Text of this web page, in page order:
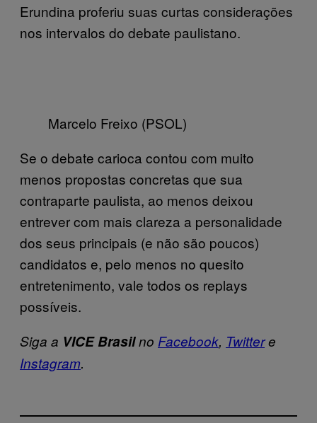
Erundina proferiu suas curtas considerações
nos intervalos do debate paulistano.
Marcelo Freixo (PSOL)
Se o debate carioca contou com muito
menos propostas concretas que sua
contraparte paulista, ao menos deixou
entrever com mais clareza a personalidade
dos seus principais (e não são poucos)
candidatos e, pelo menos no quesito
entretenimento, vale todos os replays
possíveis.
Siga a VICE Brasilno Facebook, Twittere
Instagram.